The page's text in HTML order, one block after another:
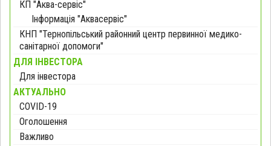
КП "Аква-сервіс"
Інформація "Аквасервіс"
КНП "Тернопільський районний центр первинної медико-
санітарної допомоги"
ДЛЯ ІНВЕСТОРА
Для інвестора
АКТУАЛЬНО
COVID-19
Оголошення
Важливо